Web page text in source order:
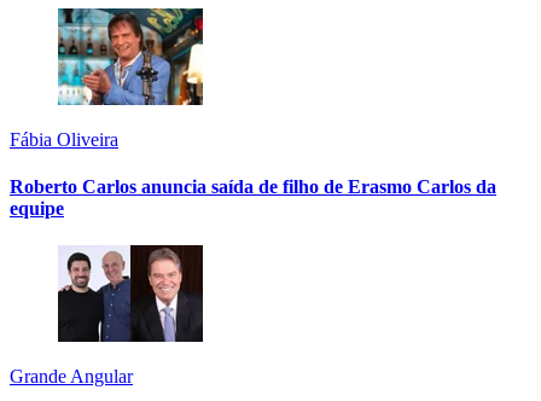
Fábia Oliveira
Roberto Carlos anuncia saída de filho de Erasmo Carlos da
equipe
Grande Angular